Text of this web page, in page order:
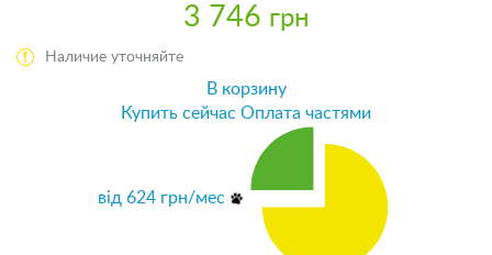
3 746 грн
Наличие уточняйте
В корзину
Купить сейчас Оплата частями
від 624 грн/мес